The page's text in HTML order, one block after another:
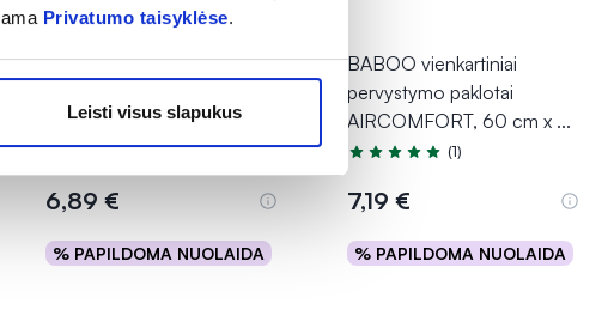
Privatumo taisyklėse.
Leisti visus slapukus
CANPOL BABIES
x 60 cm, 10 vnt.
6,89 €
% PAPILDOMA NUOLAIDA
Į krepšelį
BABOO vienkartiniai
pervystymo paklotai
AIRCOMFORT, 60 cm x ...
Įvertinimas 5.0 iš 5
(1)
7,19 €
% PAPILDOMA NUOLAIDA
Į krepšelį